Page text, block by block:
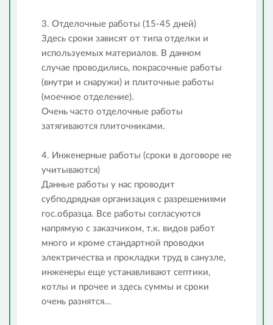
3. Отделочные работы (15-45 дней)
Здесь сроки зависят от типа отделки и
используемых материалов. В данном
случае проводились, покрасочные работы
(внутри и снаружи) и плиточные работы
(моечное отделение).
Очень часто отделочные работы
затягиваются плиточниками.
4. Инженерные работы (сроки в договоре не
учитываются)
Данные работы у нас проводит
субподрядная организация с разрешениями
гос.образца. Все работы согласуются
напрямую с заказчиком, т.к. видов работ
много и кроме стандартной проводки
электричества и прокладки труд в санузле,
инженеры еще устанавливают септики,
котлы и прочее и здесь суммы и сроки
очень разнятся…